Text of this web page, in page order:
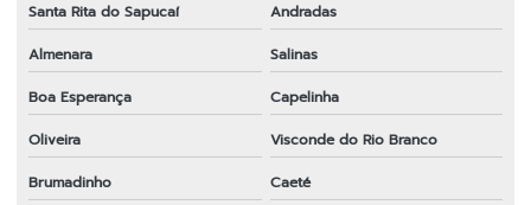
Santa Rita do Sapucaí
Andradas
Almenara
Salinas
Boa Esperança
Capelinha
Oliveira
Visconde do Rio Branco
Brumadinho
Caeté